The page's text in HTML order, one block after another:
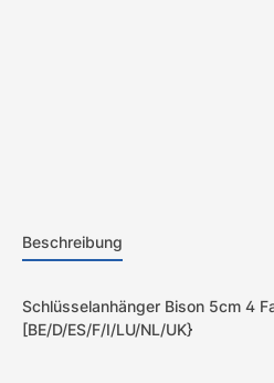
Beschreibung
Schlüsselanhänger Bison 5cm 4
[BE/D/ES/F/I/LU/NL/UK}